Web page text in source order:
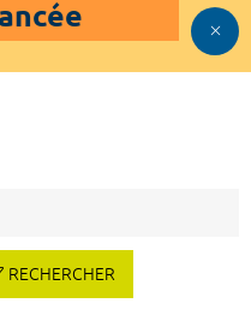
RECHERCHER